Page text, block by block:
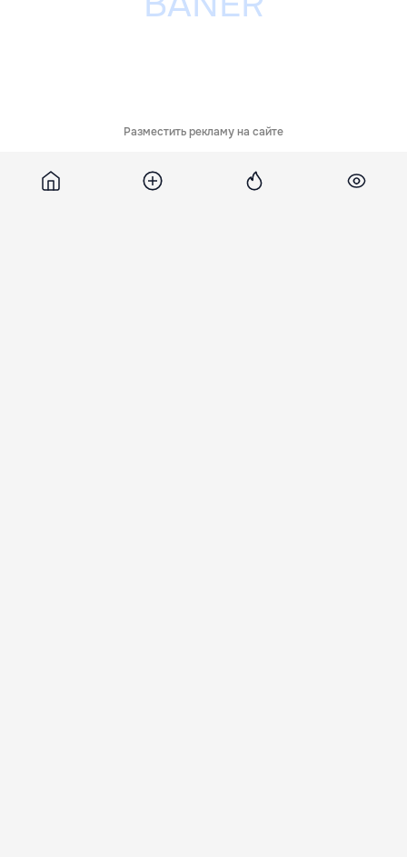
Разместить рекламу на сайте
Похожие новости